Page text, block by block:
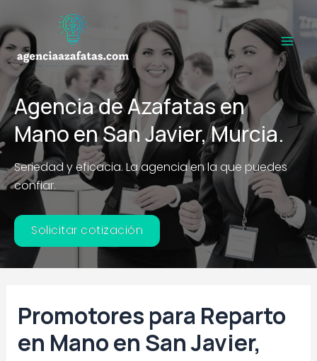
al
contenido
Main
Agencia de Azafatas en
Mano en San Javier, Murcia.
Seriedad y eficacia. La agencia en la que puedes
confiar.
Solicitar cotización
Promotores para Reparto
en Mano en San Javier,